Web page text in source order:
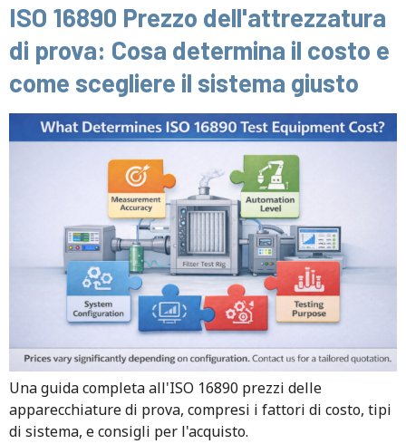
ISO 16890 Prezzo dell'attrezzatura
di prova: Cosa determina il costo e
come scegliere il sistema giusto
Una guida completa all'ISO 16890 prezzi delle
apparecchiature di prova, compresi i fattori di costo, tipi
di sistema, e consigli per l'acquisto.